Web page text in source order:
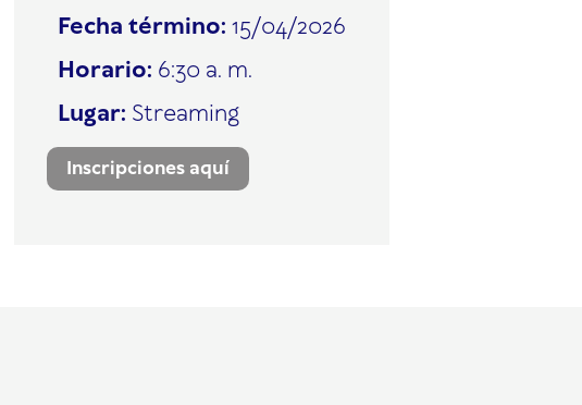
Fecha término: 15/04/2026
Horario: 6:30 a. m.
Lugar: Streaming
Inscripciones aquí